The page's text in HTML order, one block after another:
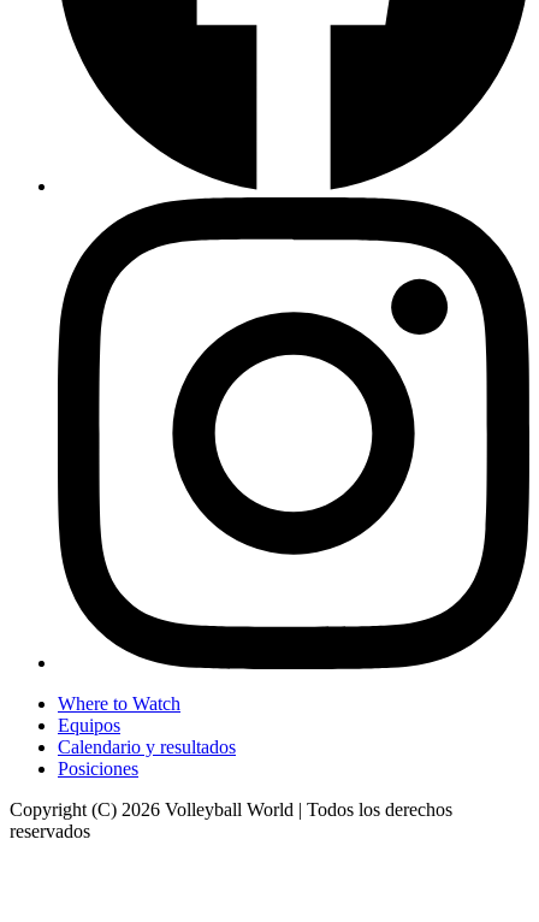
Where to Watch
Equipos
Calendario y resultados
Posiciones
Copyright (C) 2026 Volleyball World | Todos los derechos
reservados